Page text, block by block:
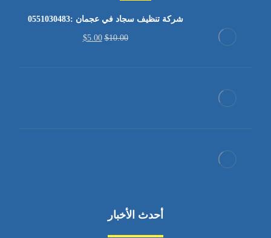
شركة تنظيف سجاد في عجمان :0551030483
$10.00
$5.00
أحدث الأخبار